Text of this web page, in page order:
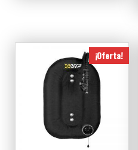
¡Oferta!